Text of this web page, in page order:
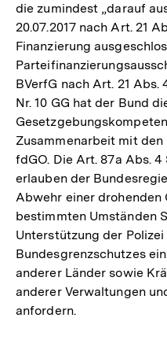
die zumindest „darauf
20.07.2017 nach Art. 21
Finanzierung
BVerfG nach Art. 21 Abs.
Nr. 10 GG hat der Bund
Zusammenarbeit mit
fdGO. Die Art. 87a Abs. 4
erlauben der
Abwehr einer drohenden
bestimmten Umständen
Unterstützung der Polizei
Bundesgrenzschutzes
anderer Länder sowie
anderer Verwaltungen
anfordern.